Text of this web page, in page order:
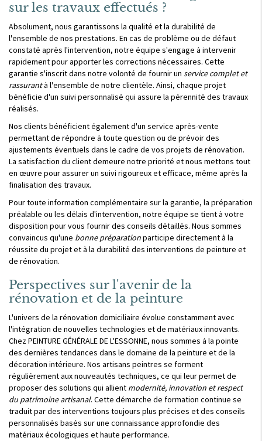
sur les travaux effectués ?
Absolument, nous garantissons la qualité et la durabilité de
l'ensemble de nos prestations. En cas de problème ou de défaut
constaté après l'intervention, notre équipe s'engage à intervenir
rapidement pour apporter les corrections nécessaires. Cette
garantie s'inscrit dans notre volonté de fournir un service complet et
rassurantà l'ensemble de notre clientèle. Ainsi, chaque projet
bénéficie d'un suivi personnalisé qui assure la pérennité des travaux
réalisés.
Nos clients bénéficient également d'un service après-vente
permettant de répondre à toute question ou de prévoir des
ajustements éventuels dans le cadre de vos projets de rénovation.
La satisfaction du client demeure notre priorité et nous mettons tout
en œuvre pour assurer un suivi rigoureux et efficace, même après la
finalisation des travaux.
Pour toute information complémentaire sur la garantie, la préparation
préalable ou les délais d'intervention, notre équipe se tient à votre
disposition pour vous fournir des conseils détaillés. Nous sommes
convaincus qu'une bonne préparationparticipe directement à la
réussite du projet et à la durabilité des interventions de peinture et
de rénovation.
Perspectives sur l'avenir de la
rénovation et de la peinture
L'univers de la rénovation domiciliaire évolue constamment avec
l'intégration de nouvelles technologies et de matériaux innovants.
Chez PEINTURE GÉNÉRALE DE L'ESSONNE, nous sommes à la pointe
des dernières tendances dans le domaine de la peinture et de la
décoration intérieure. Nos artisans peintres se forment
régulièrement aux nouveautés techniques, ce qui leur permet de
proposer des solutions qui allient modernité, innovation et respect
du patrimoine artisanal. Cette démarche de formation continue se
traduit par des interventions toujours plus précises et des conseils
personnalisés basés sur une connaissance approfondie des
matériaux écologiques et haute performance.